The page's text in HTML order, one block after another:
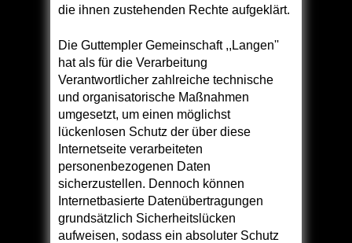
die ihnen zustehenden Rechte aufgeklärt.
Die Guttempler Gemeinschaft ,,Langen''
hat als für die Verarbeitung
Verantwortlicher zahlreiche technische
und organisatorische Maßnahmen
umgesetzt, um einen möglichst
lückenlosen Schutz der über diese
Internetseite verarbeiteten
personenbezogenen Daten
sicherzustellen. Dennoch können
Internetbasierte Datenübertragungen
grundsätzlich Sicherheitslücken
aufweisen, sodass ein absoluter Schutz